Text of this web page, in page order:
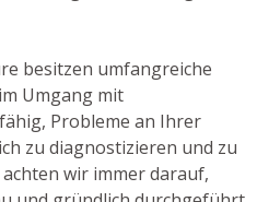
besitzen umfangreiche
Umgang mit
Probleme an Ihrer
zu diagnostizieren und zu
wir immer darauf,